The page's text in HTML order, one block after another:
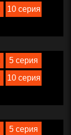
10 серия
5 серия
10 серия
5 серия